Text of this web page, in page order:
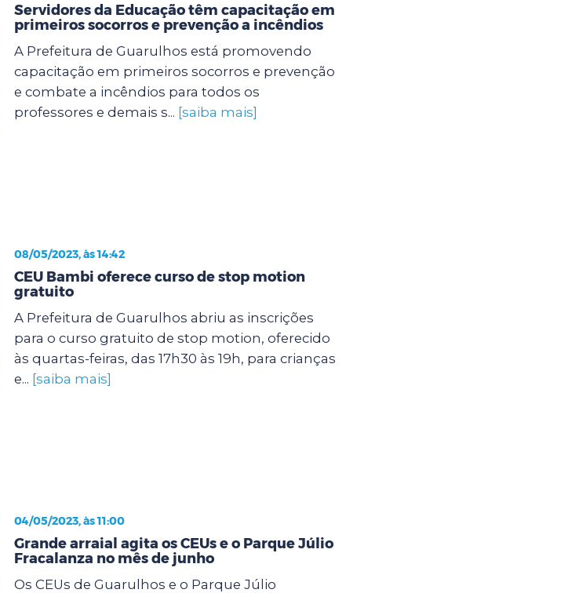
Servidores da Educação têm capacitação em
primeiros socorros e prevenção a incêndios
A Prefeitura de Guarulhos está promovendo
capacitação em primeiros socorros e prevenção
e combate a incêndios para todos os
professores e demais s... [saiba mais]
08/05/2023, às 14:42
CEU Bambi oferece curso de stop motion
gratuito
A Prefeitura de Guarulhos abriu as inscrições
para o curso gratuito de stop motion, oferecido
às quartas-feiras, das 17h30 às 19h, para crianças
e... [saiba mais]
04/05/2023, às 11:00
Grande arraial agita os CEUs e o Parque Júlio
Fracalanza no mês de junho
Os CEUs de Guarulhos e o Parque Júlio